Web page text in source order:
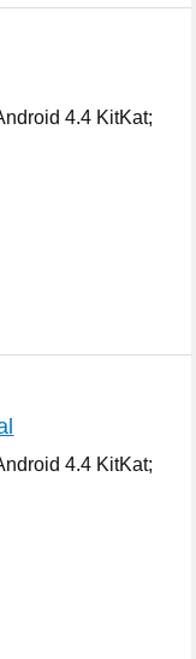
4.4 KitKat;
4.4 KitKat;